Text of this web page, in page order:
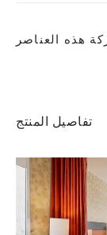
تفاصيل المنتج